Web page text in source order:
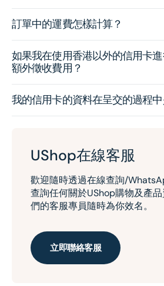
訂單中的運費怎樣計算？
如果我在使用香港以外的信用卡
額外徵收費用？
我的信用卡的資料在呈交的過程
UShop在線客服
歡迎隨時透過在線查詢/
查詢任何關於UShop購物及產
們的客服專員隨時為你效名。
立即聯絡客服